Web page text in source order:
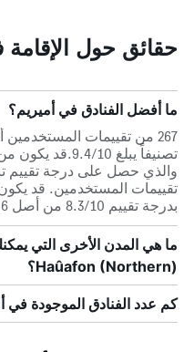
حقائق حول
ما أفضل الفنادق في أميريم؟
267 من تقييمات
تقييمات المستخدمين. قد يكون
بدرجة تقييم 8.3/10 من أصل 156 من تقييمات المستخدمين
ما هي المدن الأخرى التي
Haûafon (Northern)؟
كم عدد الفنادق الموجودة في